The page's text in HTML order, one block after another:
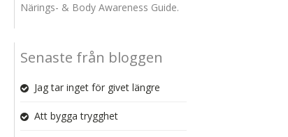
Närings- & Body Awareness Guide.
Senaste från bloggen
Jag tar inget för givet längre
Att bygga trygghet